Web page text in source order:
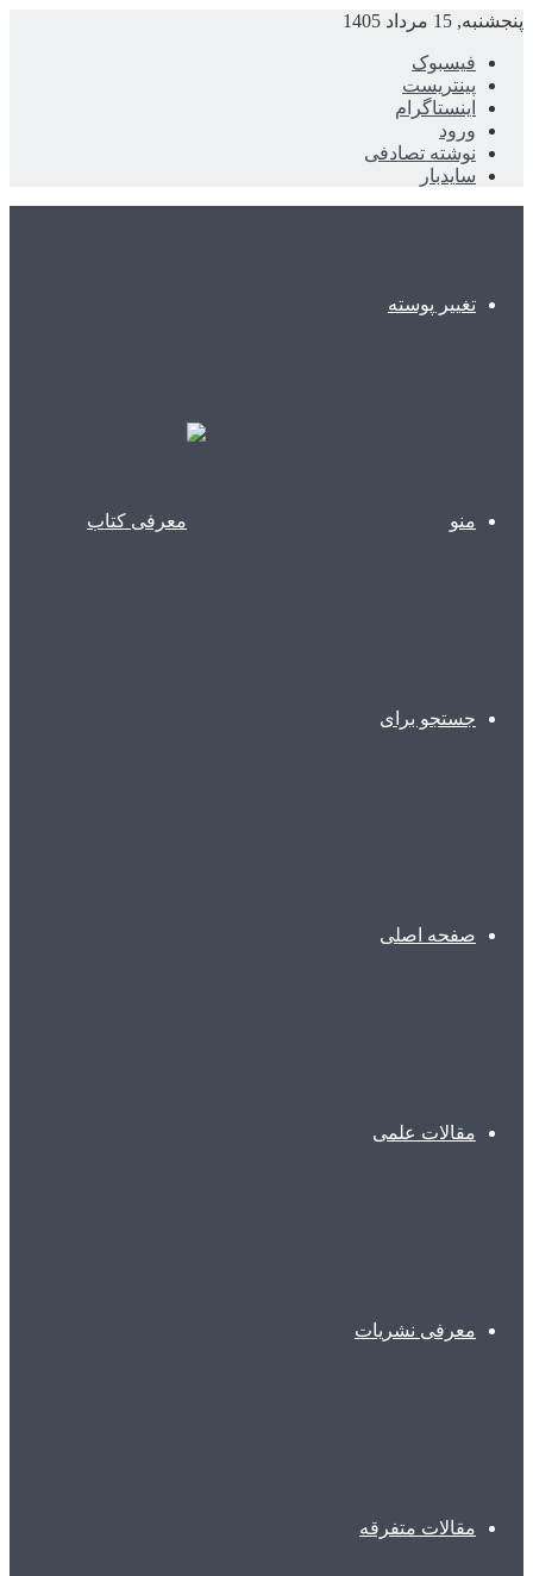
پنجشنبه, 15 مرداد 1405
فیسبوک
پینتریست
اینستاگرام
ورود
نوشته تصادفی
سایدبار
تغییر پوسته
منو
جستجو برای
صفحه اصلی
مقالات علمی
معرفی نشریات
مقالات متفرقه